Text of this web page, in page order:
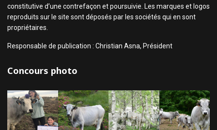
constitutive d’une contrefaçon et poursuivie. Les marques et logos
reproduits sur le site sont déposés par les sociétés qui en sont
propriétaires.
Responsable de publication : Christian Asna, Président
Concours photo